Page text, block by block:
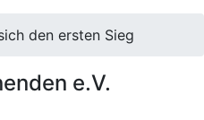
den ersten Sieg
e.V.